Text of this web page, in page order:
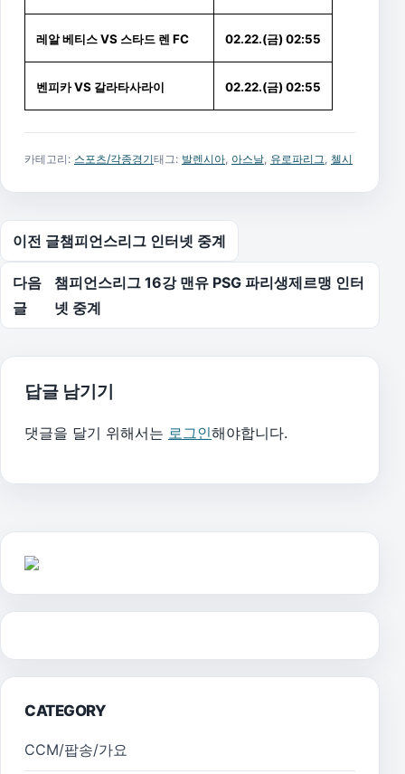
레알 베티스 VS 스타드 렌 FC 02.22.(금) 02:55
벤피카 VS 갈라타사라이 02.22.(금) 02:55
카테고리: 스포츠/각종경기태그: 발렌시아, 아스날, 유로파리그, 첼시
글 탐색
이전 글챔피언스리그 인터넷 중계
다음
글
챔피언스리그 16강 맨유 PSG 파리생제르맹 인터
넷 중계
답글 남기기
댓글을 달기 위해서는 로그인해야합니다.
CATEGORY
CCM/팝송/가요